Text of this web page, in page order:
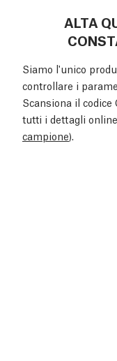
ALTA
Siamo l'unico
controllare i
Scansiona il codice
tutti i dettagli
campione).